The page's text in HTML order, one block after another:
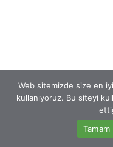
Web sitemizde size en
kullanıyoruz. Bu siteyi
Tamam